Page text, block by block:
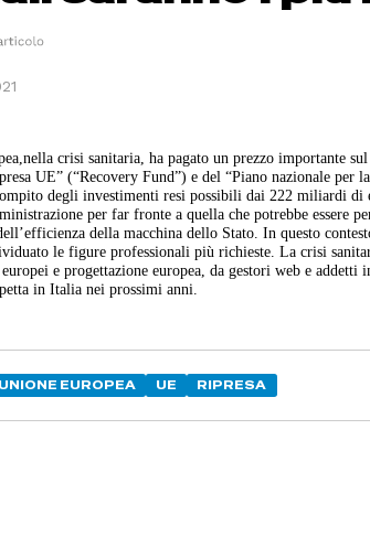
crisi sanitaria, ha pagato un prezzo importante
UE” (“Recovery Fund”) e del “Piano nazionale
degli investimenti resi possibili dai 222 miliardi
per far fronte a quella che potrebbe essere
della macchina dello Stato. In questo
le figure professionali più richieste. La crisi
e progettazione europea, da gestori web e
in Italia nei prossimi anni.
UNIONE EUROPEA UE RIPRESA